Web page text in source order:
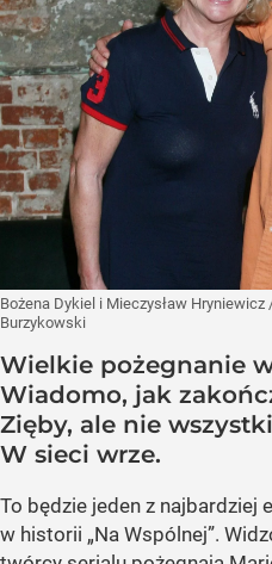
Bożena Dykiel i Mieczysław Hryniewicz
Burzykowski
Wielkie pożegnanie
Wiadomo, jak
Zięby, ale nie
W sieci wrze.
To będzie jeden z
w historii „Na Wspólnej”.